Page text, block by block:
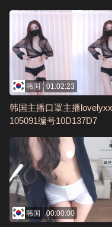
韩国 01:02:23
韩国主播口罩主播
105091编号10D137D7
韩国 00:00:00